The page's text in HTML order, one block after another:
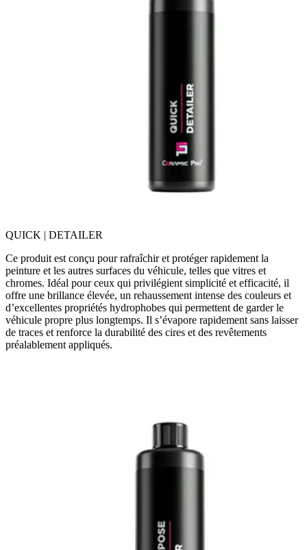
QUICK | DETAILER
Ce produit est conçu pour rafraîchir et protéger rapidement la
peinture et les autres surfaces du véhicule, telles que vitres et
chromes. Idéal pour ceux qui privilégient simplicité et efficacité, il
offre une brillance élevée, un rehaussement intense des couleurs et
d’excellentes propriétés hydrophobes qui permettent de garder le
véhicule propre plus longtemps. Il s’évapore rapidement sans laisser
de traces et renforce la durabilité des cires et des revêtements
préalablement appliqués.